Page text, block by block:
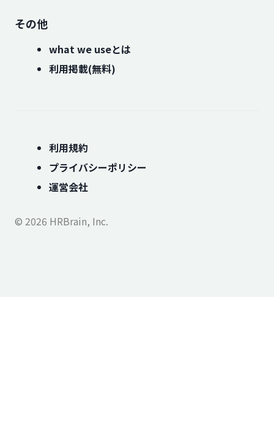
その他
what we useとは
利用掲載(無料)
利用規約
プライバシーポリシー
運営会社
© 2026 HRBrain, Inc.